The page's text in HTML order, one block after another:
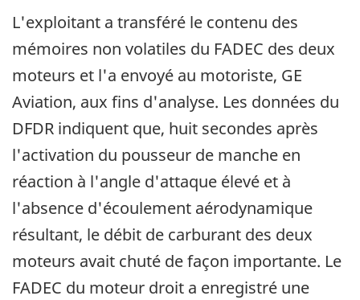
L'exploitant a transféré le contenu des
mémoires non volatiles du FADEC des deux
moteurs et l'a envoyé au motoriste, GE
Aviation, aux fins d'analyse. Les données du
DFDR indiquent que, huit secondes après
l'activation du pousseur de manche en
réaction à l'angle d'attaque élevé et à
l'absence d'écoulement aérodynamique
résultant, le débit de carburant des deux
moteurs avait chuté de façon importante. Le
FADEC du moteur droit a enregistré une